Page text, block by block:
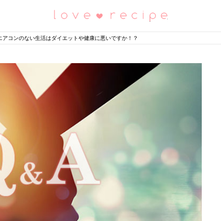
恋愛レシピ
アコンのない生活はダイエットや健康に悪いですか！？